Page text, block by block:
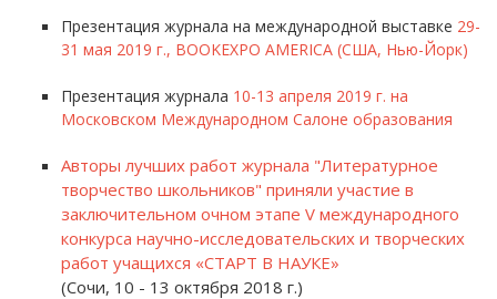
Презентация журнала на международной выставке 29-
31 мая 2019 г., BOOKEXPO AMERICA (США, Нью-Йорк)
Презентация журнала 10-13 апреля 2019 г. на
Московском Международном Салоне образования
Авторы лучших работ журнала "Литературное
творчество школьников" приняли участие в
заключительном очном этапе V международного
конкурса научно-исследовательских и творческих
работ учащихся «СТАРТ В НАУКЕ»
(Сочи, 10 - 13 октября 2018 г.)